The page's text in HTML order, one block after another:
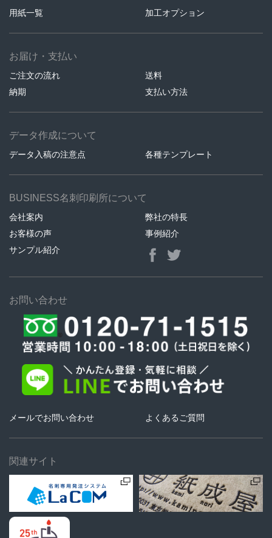
用紙一覧 加工オプション
お届け・支払い
ご注文の流れ
送料
納期
支払い方法
データ作成について
データ入稿の注意点 各種テンプレート
BUSINESS名刺印刷所について
会社案内
弊社の特長
お客様の声
事例紹介
サンプル紹介
お問い合わせ
メールでお問い合わせ よくあるご質問
関連サイト